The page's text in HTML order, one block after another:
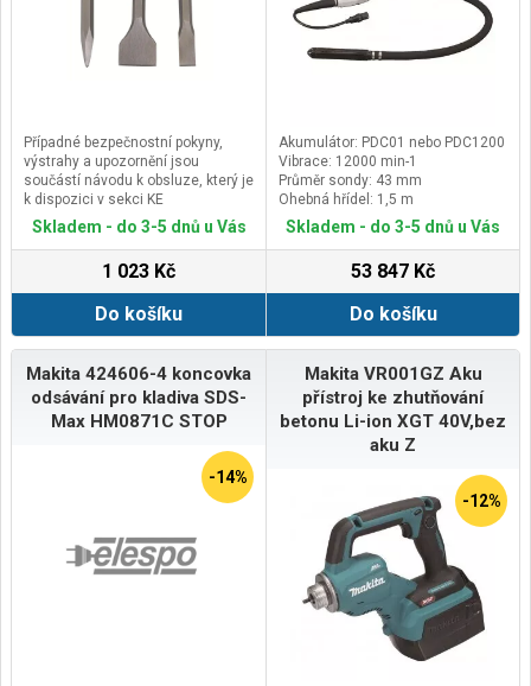
Případné bezpečnostní pokyny,
výstrahy a upozornění jsou
součástí návodu k obsluze, který je
k dispozici v sekci KE
STAŽENÍ.Kontaktní údaje výrobce /
dovozce / zplnomocněného
GmbHGünzburger Str. 69, 89335
Ichenhausen, Germanyemail:
service@scheppach.com
Skladem - do 3-5 dnů u Vás
1 023 Kč
Do košíku
Akumulátor: PDC01 nebo PDC1200
Vibrace: 12000 min-1
Průměr sondy: 43 mm
Ohebná hřídel: 1,5 m
Skladem - do 3-5 dnů u Vás
53 847 Kč
Do košíku
Makita 424606-4 koncovka
odsávání pro kladiva SDS-
Max HM0871C STOP
-14%
Makita VR001GZ Aku
přístroj ke zhutňování
betonu Li-ion XGT 40V,bez
aku Z
-12%